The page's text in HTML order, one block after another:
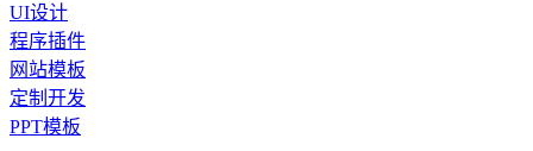
UI设计
程序插件
网站模板
定制开发
PPT模板